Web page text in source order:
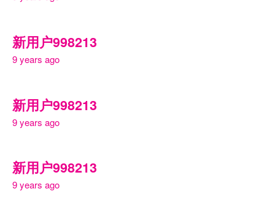
新用户998213
9 years ago
新用户998213
9 years ago
新用户998213
9 years ago